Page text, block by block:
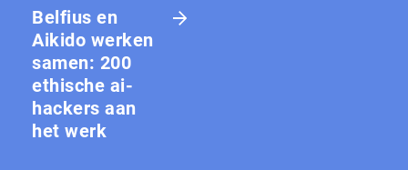
Belfius en
Aikido werken
samen: 200
ethische ai-
hackers aan
het werk